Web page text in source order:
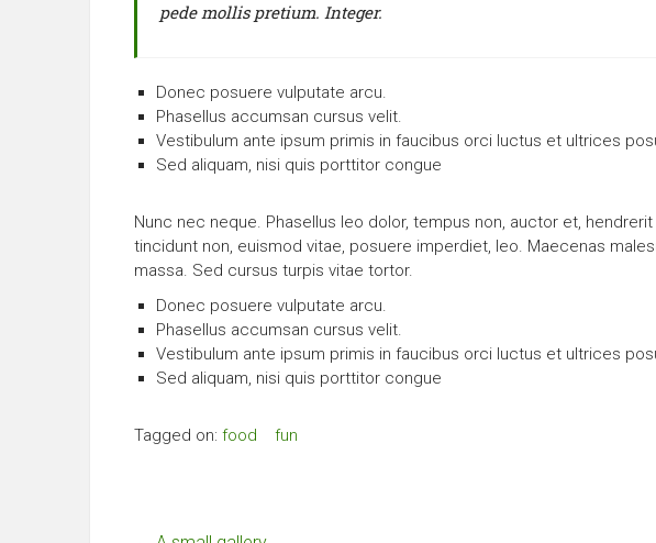
pede mollis pretium. Integer.
Donec posuere vulputate arcu.
Phasellus accumsan cursus velit.
Vestibulum ante ipsum primis in faucibus orci luctus et ultrices
Sed aliquam, nisi quis porttitor congue
Nunc nec neque. Phasellus leo dolor, tempus non, auctor et, hendrerit
tincidunt non, euismod vitae, posuere imperdiet, leo. Maecenas
massa. Sed cursus turpis vitae tortor.
Donec posuere vulputate arcu.
Phasellus accumsan cursus velit.
Vestibulum ante ipsum primis in faucibus orci luctus et ultrices
Sed aliquam, nisi quis porttitor congue
Tagged on: food fun